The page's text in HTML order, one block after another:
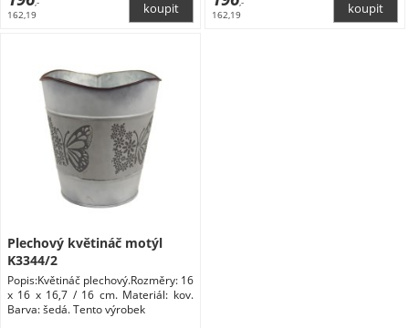
162,19
162,19
Plechový květináč motýl
K3344/2
Popis:Květináč plechový.Rozměry: 16
x 16 x 16,7 / 16 cm. Materiál: kov.
Barva: šedá. Tento výrobek